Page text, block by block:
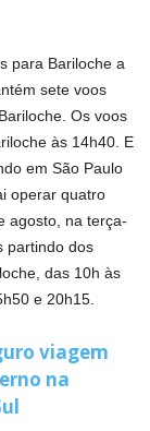
para Bariloche a
sete voos
Os voos
às 14h40. E
em São Paulo
operar quatro
agosto, na terça-
partindo dos
das 10h às
e 20h15.
viagem
na